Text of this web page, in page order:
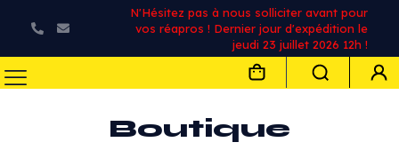
N'Hésitez pas à nous solliciter avant pour
vos réapros ! Dernier jour d'expédition le
jeudi 23 juillet 2026 12h !
Boutique